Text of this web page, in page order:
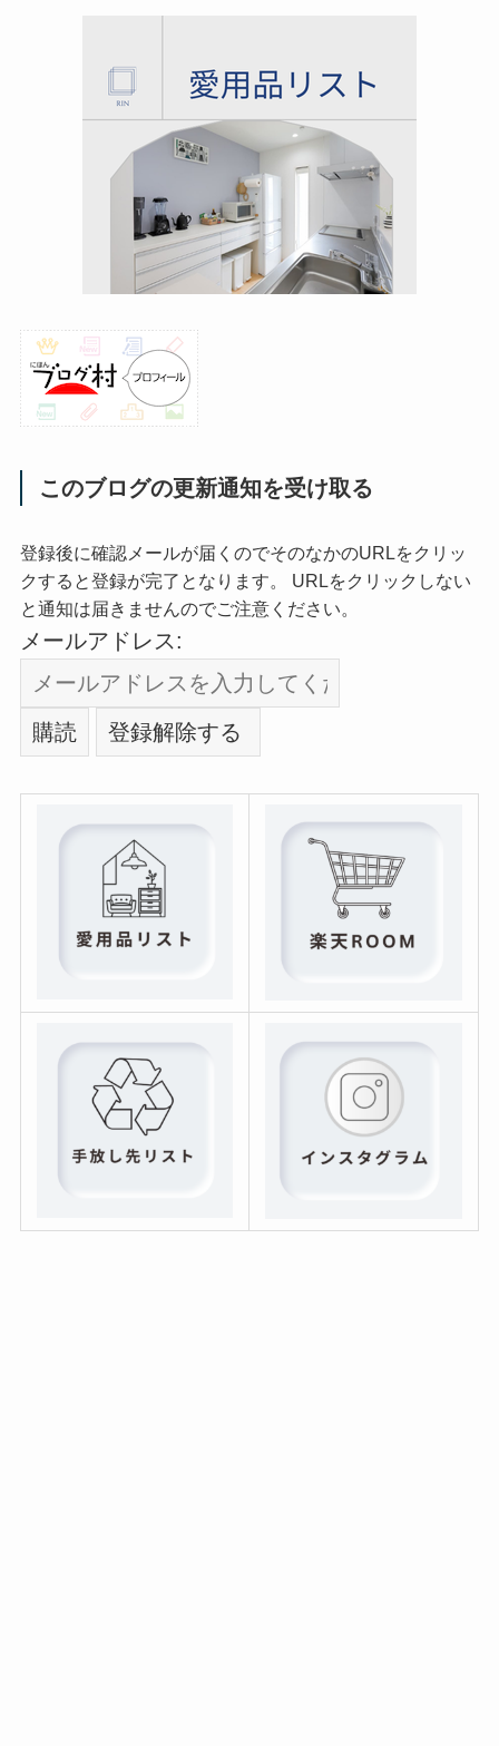
このブログの更新通知を受け取る
登録後に確認メールが届くのでそのなかのURLをクリッ
クすると登録が完了となります。 URLをクリックしない
と通知は届きませんのでご注意ください。
メールアドレス: